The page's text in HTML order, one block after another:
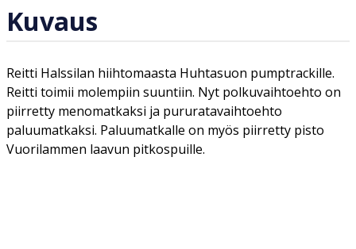
Kuvaus
Reitti Halssilan hiihtomaasta Huhtasuon pumptrackille.
Reitti toimii molempiin suuntiin. Nyt polkuvaihtoehto on
piirretty menomatkaksi ja pururatavaihtoehto
paluumatkaksi. Paluumatkalle on myös piirretty pisto
Vuorilammen laavun pitkospuille.